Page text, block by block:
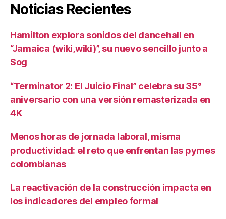
Noticias Recientes
Hamilton explora sonidos del dancehall en
“Jamaica (wiki,wiki)”, su nuevo sencillo junto a
Sog
“Terminator 2: El Juicio Final” celebra su 35°
aniversario con una versión remasterizada en
4K
Menos horas de jornada laboral, misma
productividad: el reto que enfrentan las pymes
colombianas
La reactivación de la construcción impacta en
los indicadores del empleo formal